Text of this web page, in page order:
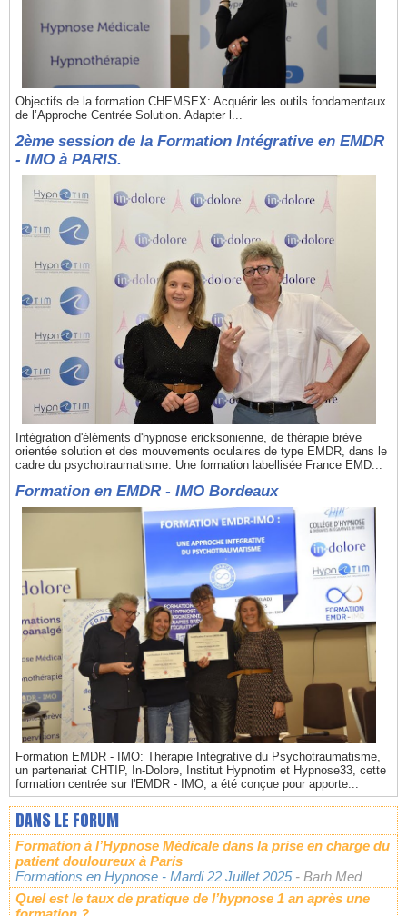
Objectifs de la formation CHEMSEX: Acquérir les outils fondamentaux
de l’Approche Centrée Solution. Adapter l...
2ème session de la Formation Intégrative en EMDR
- IMO à PARIS.
Intégration d'éléments d'hypnose ericksonienne, de thérapie brève
orientée solution et des mouvements oculaires de type EMDR, dans le
cadre du psychotraumatisme. Une formation labellisée France EMD...
Formation en EMDR - IMO Bordeaux
Formation EMDR - IMO: Thérapie Intégrative du Psychotraumatisme,
un partenariat CHTIP, In-Dolore, Institut Hypnotim et Hypnose33, cette
formation centrée sur l'EMDR - IMO, a été conçue pour apporte...
DANS LE FORUM
Formation à l’Hypnose Médicale dans la prise en charge du
patient douloureux à Paris
Formations en Hypnose - Mardi 22 Juillet 2025 - Barh Med
Quel est le taux de pratique de l’hypnose 1 an après une